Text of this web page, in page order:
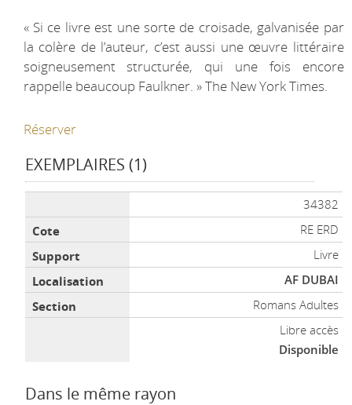
« Si ce livre est une sorte de croisade, galvanisée par
la colère de l’auteur, c’est aussi une œuvre littéraire
soigneusement structurée, qui une fois encore
rappelle beaucoup Faulkner. » The New York Times.
Réserver
EXEMPLAIRES (1)
34382
RE ERD
Livre
AF DUBAI
Romans Adultes
Libre accès
Disponible
Dans le même rayon